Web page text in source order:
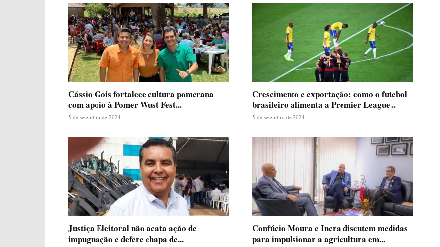
Cássio Gois fortalece cultura pomerana
com apoio à Pomer Wust Fest...
5 de setembro de 2024
Crescimento e exportação: como o futebol
brasileiro alimenta a Premier League...
5 de setembro de 2024
Justiça Eleitoral não acata ação de
impugnação e defere chapa de...
Confúcio Moura e Incra discutem medidas
para impulsionar a agricultura em...